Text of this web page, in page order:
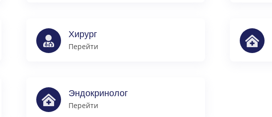
Хирург
Перейти
Эндокринолог
Перейти